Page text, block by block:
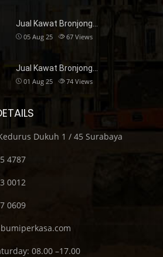
Jual Kawat Bronjong…
05 Aug 25 67 Views
Jual Kawat Bronjong…
01 Aug 25 74 Views
Dukuh 1 / 45 Surabaya
4787
0012
0609
08.00 –17.00